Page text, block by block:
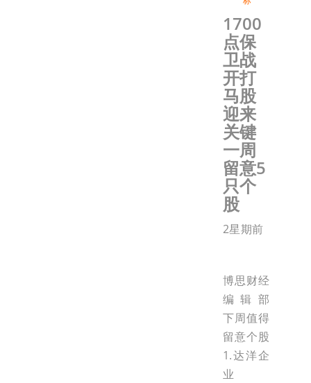
1700
点保
卫战
开打
马股
迎来
关键
一周
留意5
只个
股
2星期前
博思财经
编辑部
下周值得
留意个股
1.达洋企
业